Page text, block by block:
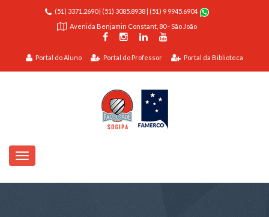
(51) 3371.2690| (51) 3085.8938|
(51) 9 9945.6904
Avenida Benjamin Constant, 80 - São João
Portal do Aluno Portal do Professor Portal da Biblioteca